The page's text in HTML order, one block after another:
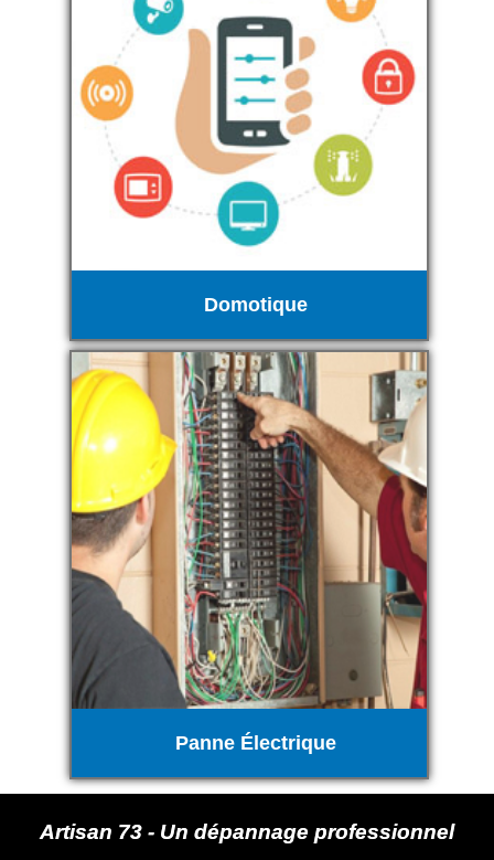
Domotique
Panne Électrique
Artisan 73 - Un dépannage professionnel